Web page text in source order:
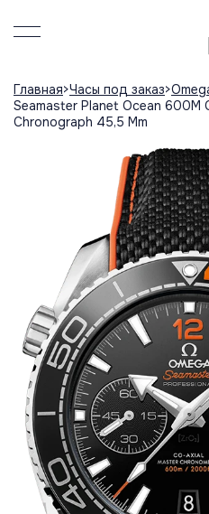
Главная Часы под заказ
Seamaster Planet Ocean 600M
Chronograph 45,5 Mm